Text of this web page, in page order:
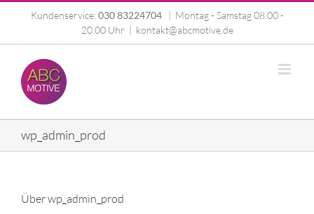
Zum
Kundenservice:030 83224704 | Montag - Samstag 08.00 -
20.00 Uhr | kontakt@abcmotive.de
wp_admin_prod
Überwp_admin_prod